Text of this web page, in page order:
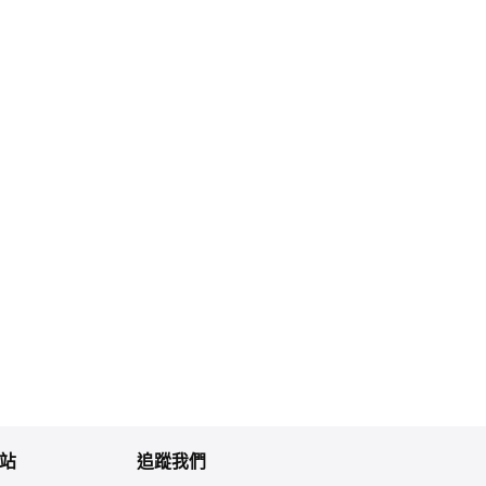
追蹤我們